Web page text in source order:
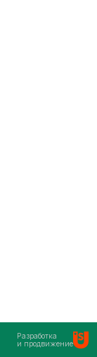
Разработка
и продвижение